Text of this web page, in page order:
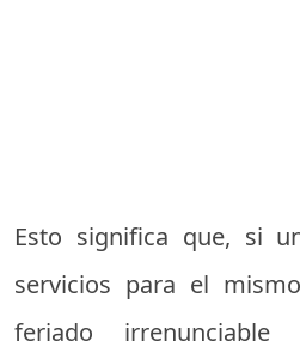
Esto significa que, si
servicios para el
feriado irrenunciable